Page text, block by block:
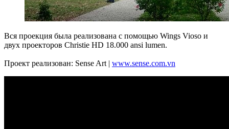
Вся проекция была реализована с помощью Wings Vioso и
двух проекторов Christie HD 18.000 ansi lumen.
Проект реализован: Sense Art | www.sense.com.vn